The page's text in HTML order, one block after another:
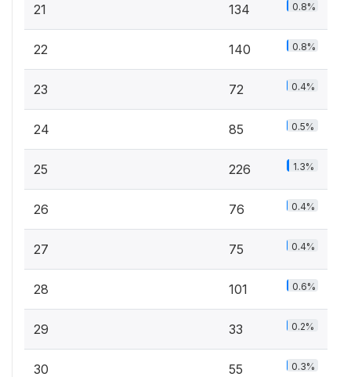
21 134 0.8%
22 140 0.8%
23 72 0.4%
24 85 0.5%
25 226 1.3%
26 76 0.4%
27 75 0.4%
28 101 0.6%
29 33 0.2%
30 55 0.3%